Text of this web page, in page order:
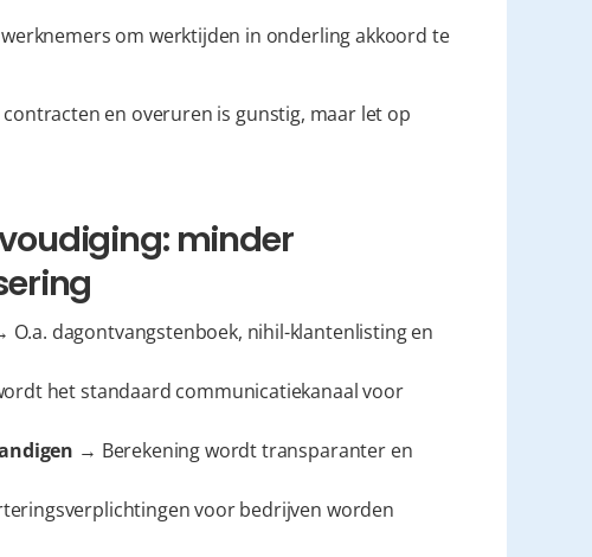
om werktijden in onderling akkoord te
en overuren is gunstig, maar let op
minder
O.a. dagontvangstenboek, nihil-klantenlisting en
het standaard communicatiekanaal voor
→ Berekening wordt transparanter en
voor bedrijven worden